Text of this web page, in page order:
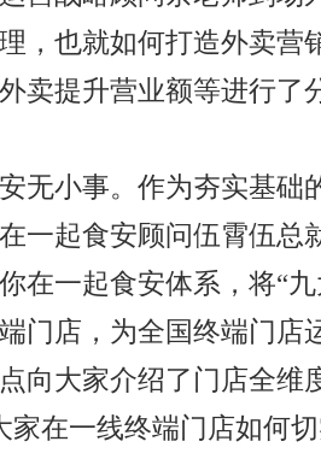
，也就如何打造外卖营
卖提升营业额等进行了
无小事。作为夯实基础
一起食安顾问伍霄伍总
在一起食安体系，将“
门店，为全国终端门店
向大家介绍了门店全维
家在一线终端门店如何